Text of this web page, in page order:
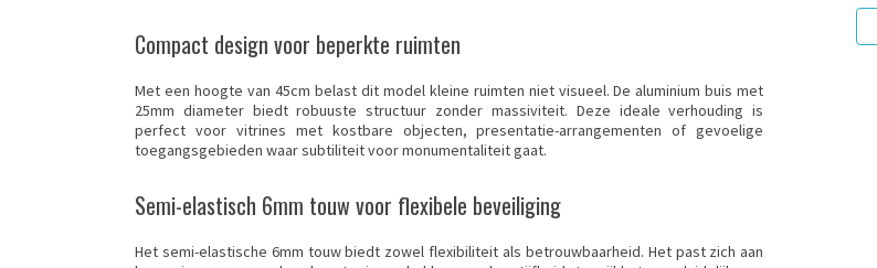
Compact design voor beperkte ruimten
Met een hoogte van 45cm belast dit model kleine ruimten niet visueel. De aluminium buis met
25mm diameter biedt robuuste structuur zonder massiviteit. Deze ideale verhouding is
perfect voor vitrines met kostbare objecten, presentatie-arrangementen of gevoelige
toegangsgebieden waar subtiliteit voor monumentaliteit gaat.
Semi-elastisch 6mm touw voor flexibele beveiliging
Het semi-elastische 6mm touw biedt zowel flexibiliteit als betrouwbaarheid. Het past zich aan